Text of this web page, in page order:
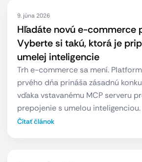
9. júna 2026
Hľadáte novú e-commerce
Vyberte si takú, ktorá je
umelej inteligencie
Trh e-commerce sa mení.
prvého dňa prináša zásadnú
vďaka vstavanému MCP serveru
prepojenie s umelou inteligenciou.
Čítať článok